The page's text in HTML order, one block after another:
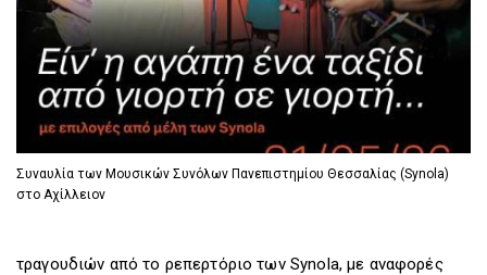
Συναυλία των Μουσικών Συνόλων Πανεπιστημίου Θεσσαλίας (Synola)
στο Αχίλλειον
τραγουδιών από το ρεπερτόριο των Synola, με αναφορές